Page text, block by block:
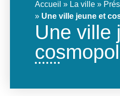
Accueil » La ville »
» Une ville jeune et
Une ville